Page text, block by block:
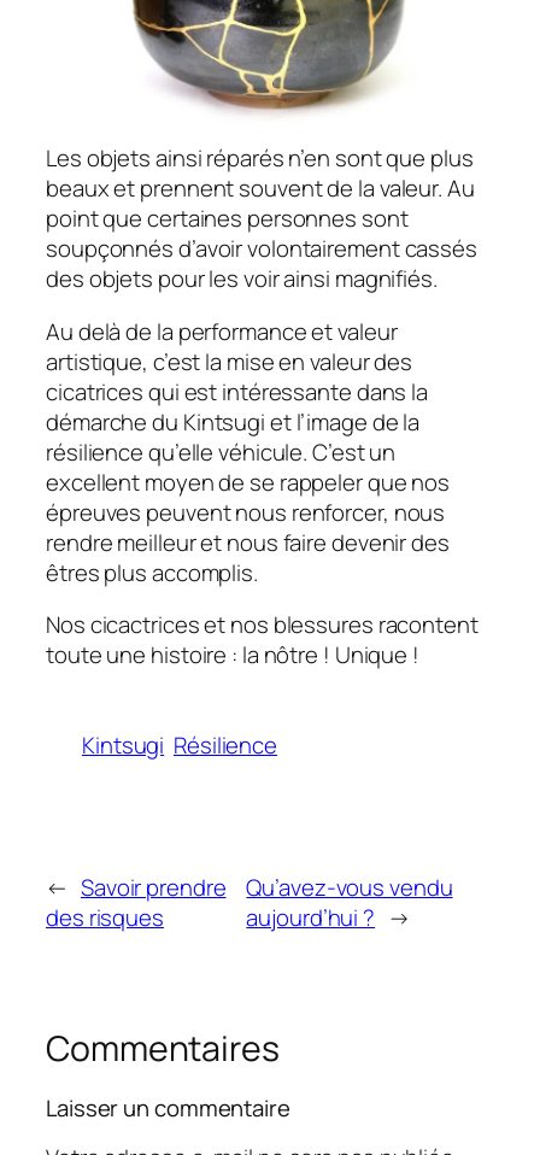
Les objets ainsi réparés n’en sont que plus
beaux et prennent souvent de la valeur. Au
point que certaines personnes sont
soupçonnés d’avoir volontairement cassés
des objets pour les voir ainsi magnifiés.
Au delà de la performance et valeur
artistique, c’est la mise en valeur des
cicatrices qui est intéressante dans la
démarche du Kintsugi et l’image de la
résilience qu’elle véhicule. C’est un
excellent moyen de se rappeler que nos
épreuves peuvent nous renforcer, nous
rendre meilleur et nous faire devenir des
êtres plus accomplis.
Nos cicactrices et nos blessures racontent
toute une histoire : la nôtre ! Unique !
Kintsugi Résilience
← Savoir prendre
des risques
Qu’avez-vous vendu
aujourd’hui ? →
Commentaires
Laisser un commentaire